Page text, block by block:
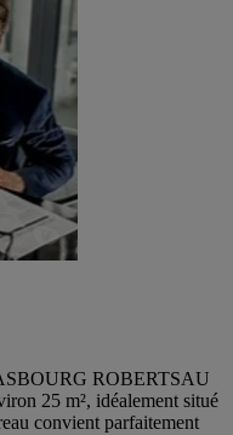
ROBERTSAU
25 m², idéalement situé
convient parfaitement